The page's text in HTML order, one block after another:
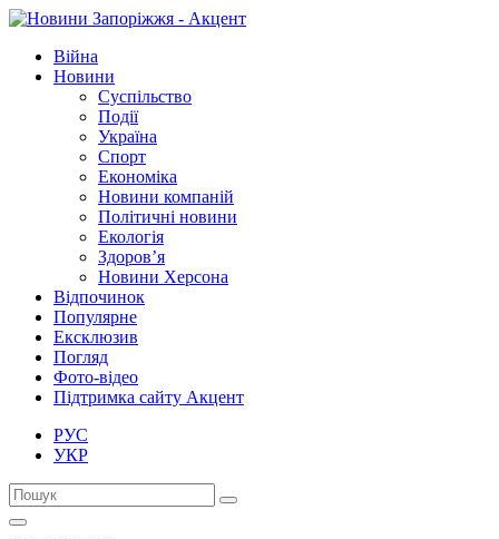
Війна
Новини
Суспільство
Події
Україна
Спорт
Економіка
Новини компаній
Політичні новини
Екологія
Здоров’я
Новини Херсона
Відпочинок
Популярне
Ексклюзив
Погляд
Фото-відео
Підтримка сайту Акцент
РУС
УКР